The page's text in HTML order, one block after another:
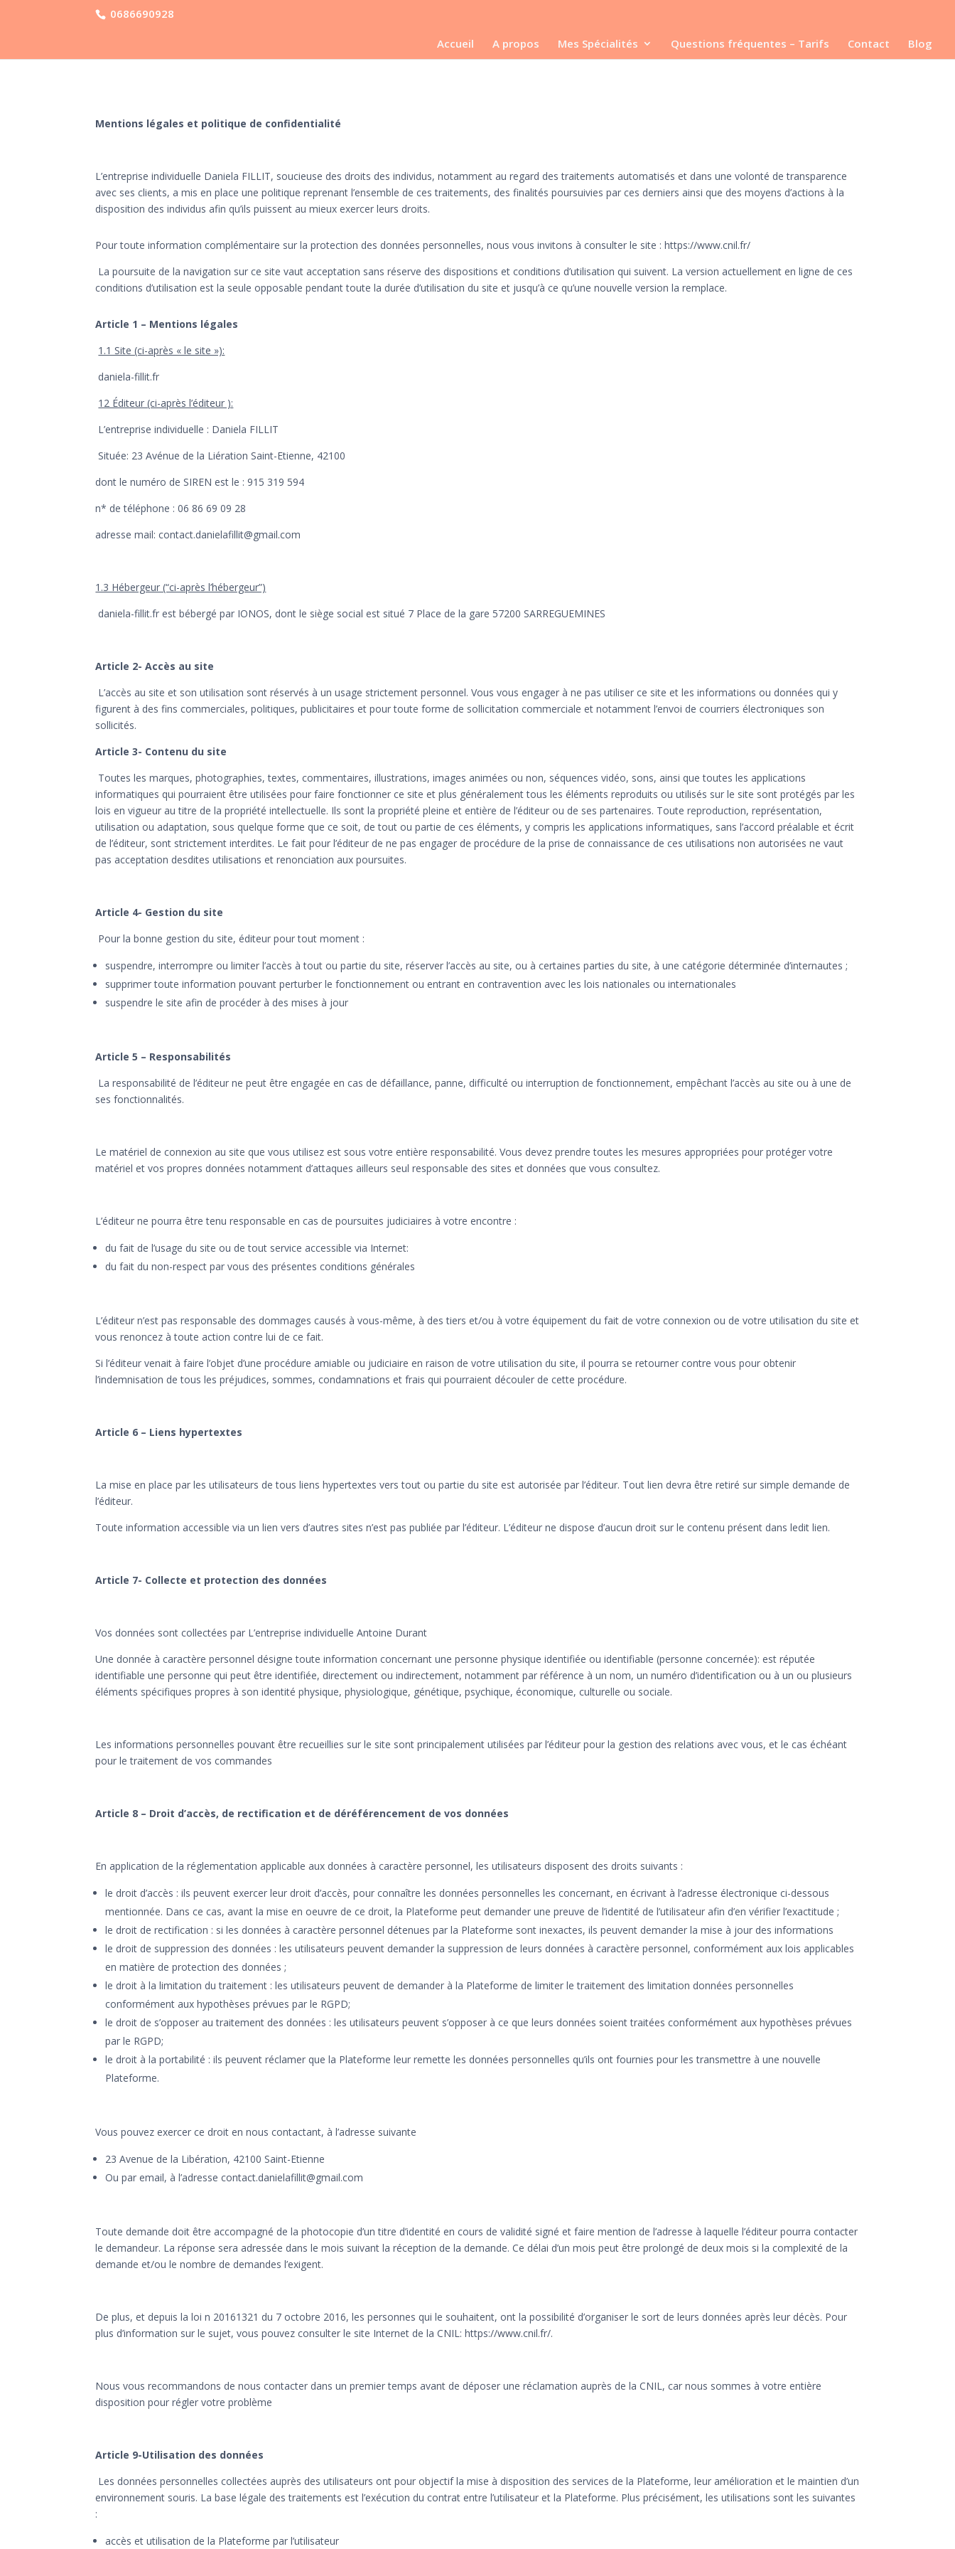
0686690928
Accueil A propos Mes Spécialités Questions fréquentes – Tarifs Contact Blog
Mentions légales et politique de confidentialité
L’entreprise individuelle Daniela FILLIT, soucieuse des droits des individus, notamment au regard des traitements automatisés et dans une volonté de transparence
avec ses clients, a mis en place une politique reprenant l’ensemble de ces traitements, des finalités poursuivies par ces derniers ainsi que des moyens d’actions à la
disposition des individus afin qu’ils puissent au mieux exercer leurs droits.
Pour toute information complémentaire sur la protection des données personnelles, nous vous invitons à consulter le site : https://www.cnil.fr/
La poursuite de la navigation sur ce site vaut acceptation sans réserve des dispositions et conditions d’utilisation qui suivent. La version actuellement en ligne de ces
conditions d’utilisation est la seule opposable pendant toute la durée d’utilisation du site et jusqu’à ce qu’une nouvelle version la remplace.
Article 1 – Mentions légales
1.1 Site (ci-après « le site »):
daniela-fillit.fr
12 Éditeur (ci-après l’éditeur ):
L’entreprise individuelle : Daniela FILLIT
Située: 23 Avénue de la Liération Saint-Etienne, 42100
dont le numéro de SIREN est le : 915 319 594
n* de téléphone : 06 86 69 09 28
adresse mail: contact.danielafillit@gmail.com
1.3 Hébergeur (“ci-après l’hébergeur”)
daniela-fillit.fr est bébergé par IONOS, dont le siège social est situé 7 Place de la gare 57200 SARREGUEMINES
Article 2- Accès au site
L’accès au site et son utilisation sont réservés à un usage strictement personnel. Vous vous engager à ne pas utiliser ce site et les informations ou données qui y
figurent à des fins commerciales, politiques, publicitaires et pour toute forme de sollicitation commerciale et notamment l’envoi de courriers électroniques son
sollicités.
Article 3- Contenu du site
Toutes les marques, photographies, textes, commentaires, illustrations, images animées ou non, séquences vidéo, sons, ainsi que toutes les applications
informatiques qui pourraient être utilisées pour faire fonctionner ce site et plus généralement tous les éléments reproduits ou utilisés sur le site sont protégés par les
lois en vigueur au titre de la propriété intellectuelle. Ils sont la propriété pleine et entière de l’éditeur ou de ses partenaires. Toute reproduction, représentation,
utilisation ou adaptation, sous quelque forme que ce soit, de tout ou partie de ces éléments, y compris les applications informatiques, sans l’accord préalable et écrit
de l’éditeur, sont strictement interdites. Le fait pour l’éditeur de ne pas engager de procédure de la prise de connaissance de ces utilisations non autorisées ne vaut
pas acceptation desdites utilisations et renonciation aux poursuites.
Article 4- Gestion du site
Pour la bonne gestion du site, éditeur pour tout moment :
suspendre, interrompre ou limiter l’accès à tout ou partie du site, réserver l’accès au site, ou à certaines parties du site, à une catégorie déterminée d’internautes ;
supprimer toute information pouvant perturber le fonctionnement ou entrant en contravention avec les lois nationales ou internationales
suspendre le site afin de procéder à des mises à jour
Article 5 – Responsabilités
La responsabilité de l’éditeur ne peut être engagée en cas de défaillance, panne, difficulté ou interruption de fonctionnement, empêchant l’accès au site ou à une de
ses fonctionnalités.
Le matériel de connexion au site que vous utilisez est sous votre entière responsabilité. Vous devez prendre toutes les mesures appropriées pour protéger votre
matériel et vos propres données notamment d’attaques ailleurs seul responsable des sites et données que vous consultez.
L’éditeur ne pourra être tenu responsable en cas de poursuites judiciaires à votre encontre :
du fait de l’usage du site ou de tout service accessible via Internet:
du fait du non-respect par vous des présentes conditions générales
L’éditeur n’est pas responsable des dommages causés à vous-même, à des tiers et/ou à votre équipement du fait de votre connexion ou de votre utilisation du site et
vous renoncez à toute action contre lui de ce fait.
Si l’éditeur venait à faire l’objet d’une procédure amiable ou judiciaire en raison de votre utilisation du site, il pourra se retourner contre vous pour obtenir
l’indemnisation de tous les préjudices, sommes, condamnations et frais qui pourraient découler de cette procédure.
Article 6 – Liens hypertextes
La mise en place par les utilisateurs de tous liens hypertextes vers tout ou partie du site est autorisée par l’éditeur. Tout lien devra être retiré sur simple demande de
l’éditeur.
Toute information accessible via un lien vers d’autres sites n’est pas publiée par l’éditeur. L’éditeur ne dispose d’aucun droit sur le contenu présent dans ledit lien.
Article 7- Collecte et protection des données
Vos données sont collectées par L’entreprise individuelle Antoine Durant
Une donnée à caractère personnel désigne toute information concernant une personne physique identifiée ou identifiable (personne concernée): est réputée
identifiable une personne qui peut être identifiée, directement ou indirectement, notamment par référence à un nom, un numéro d’identification ou à un ou plusieurs
éléments spécifiques propres à son identité physique, physiologique, génétique, psychique, économique, culturelle ou sociale.
Les informations personnelles pouvant être recueillies sur le site sont principalement utilisées par l’éditeur pour la gestion des relations avec vous, et le cas échéant
pour le traitement de vos commandes
Article 8 – Droit d’accès, de rectification et de déréférencement de vos données
En application de la réglementation applicable aux données à caractère personnel, les utilisateurs disposent des droits suivants :
le droit d’accès : ils peuvent exercer leur droit d’accès, pour connaître les données personnelles les concernant, en écrivant à l’adresse électronique ci-dessous
mentionnée. Dans ce cas, avant la mise en oeuvre de ce droit, la Plateforme peut demander une preuve de l’identité de l’utilisateur afin d’en vérifier l’exactitude ;
le droit de rectification : si les données à caractère personnel détenues par la Plateforme sont inexactes, ils peuvent demander la mise à jour des informations
le droit de suppression des données : les utilisateurs peuvent demander la suppression de leurs données à caractère personnel, conformément aux lois applicables
en matière de protection des données ;
le droit à la limitation du traitement : les utilisateurs peuvent de demander à la Plateforme de limiter le traitement des limitation données personnelles
conformément aux hypothèses prévues par le RGPD;
le droit de s’opposer au traitement des données : les utilisateurs peuvent s’opposer à ce que leurs données soient traitées conformément aux hypothèses prévues
par le RGPD;
le droit à la portabilité : ils peuvent réclamer que la Plateforme leur remette les données personnelles qu’ils ont fournies pour les transmettre à une nouvelle
Plateforme.
Vous pouvez exercer ce droit en nous contactant, à l’adresse suivante
23 Avenue de la Libération, 42100 Saint-Etienne
Ou par email, à l’adresse contact.danielafillit@gmail.com
Toute demande doit être accompagné de la photocopie d’un titre d’identité en cours de validité signé et faire mention de l’adresse à laquelle l’éditeur pourra contacter
le demandeur. La réponse sera adressée dans le mois suivant la réception de la demande. Ce délai d’un mois peut être prolongé de deux mois si la complexité de la
demande et/ou le nombre de demandes l’exigent.
De plus, et depuis la loi n 20161321 du 7 octobre 2016, les personnes qui le souhaitent, ont la possibilité d’organiser le sort de leurs données après leur décès. Pour
plus d’information sur le sujet, vous pouvez consulter le site Internet de la CNIL: https://www.cnil.fr/.
Nous vous recommandons de nous contacter dans un premier temps avant de déposer une réclamation auprès de la CNIL, car nous sommes à votre entière
disposition pour régler votre problème
Article 9-Utilisation des données
Les données personnelles collectées auprès des utilisateurs ont pour objectif la mise à disposition des services de la Plateforme, leur amélioration et le maintien d’un
environnement souris. La base légale des traitements est l’exécution du contrat entre l’utilisateur et la Plateforme. Plus précisément, les utilisations sont les suivantes
:
accès et utilisation de la Plateforme par l’utilisateur